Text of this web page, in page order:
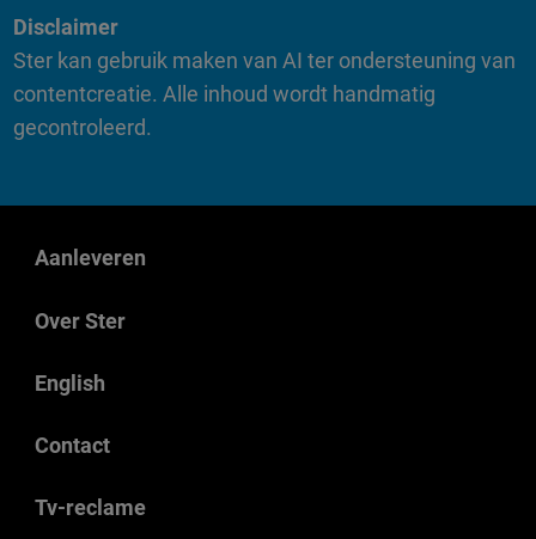
Disclaimer
Ster kan gebruik maken van AI ter ondersteuning van
contentcreatie. Alle inhoud wordt handmatig
gecontroleerd.
Aanleveren
Over Ster
English
Contact
Tv-reclame